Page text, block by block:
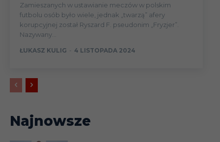
Zamieszanych w ustawianie meczów w polskim
futbolu osób było wiele, jednak „twarzą” afery
korupcyjnej został Ryszard F. pseudonim „Fryzjer”.
Nazywany...
ŁUKASZ KULIG - 4 LISTOPADA 2024
Najnowsze